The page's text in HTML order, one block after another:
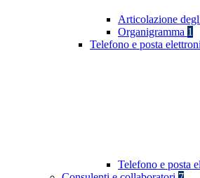
Articolazione
Organigramma 1
Telefono e posta
Telefono e posta